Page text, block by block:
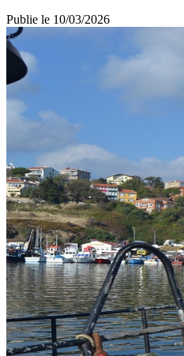
Publie le 10/03/2026